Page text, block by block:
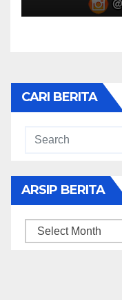
CARI BERITA
ARSIP BERITA
ARSIP